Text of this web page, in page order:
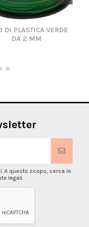
DI PLASTICA VERDE
DA 2 MM
A questo scopo, cerca le
legali.